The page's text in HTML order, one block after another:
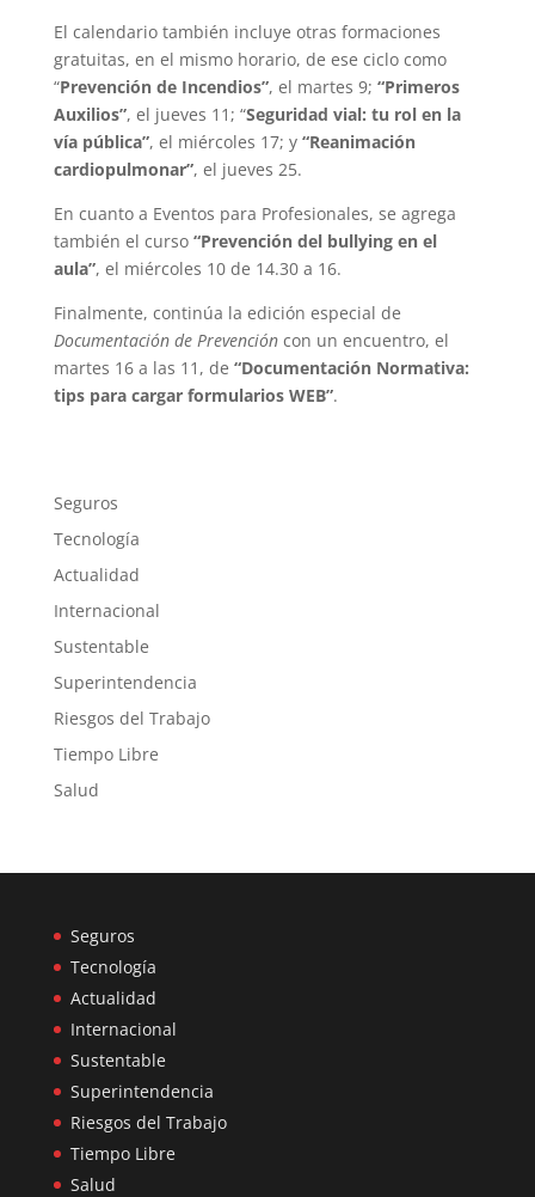
El calendario también incluye otras formaciones
gratuitas, en el mismo horario, de ese ciclo como
“Prevención de Incendios”, el martes 9; “Primeros
Auxilios”, el jueves 11; “Seguridad vial: tu rol en la
vía pública”, el miércoles 17; y “Reanimación
cardiopulmonar”, el jueves 25.
En cuanto a Eventos para Profesionales, se agrega
también el curso “Prevención del bullying en el
aula”, el miércoles 10 de 14.30 a 16.
Finalmente, continúa la edición especial de
Documentación de Prevencióncon un encuentro, el
martes 16 a las 11, de “Documentación Normativa:
tips para cargar formularios WEB”.
Seguros
Tecnología
Actualidad
Internacional
Sustentable
Superintendencia
Riesgos del Trabajo
Tiempo Libre
Salud
Seguros
Tecnología
Actualidad
Internacional
Sustentable
Superintendencia
Riesgos del Trabajo
Tiempo Libre
Salud